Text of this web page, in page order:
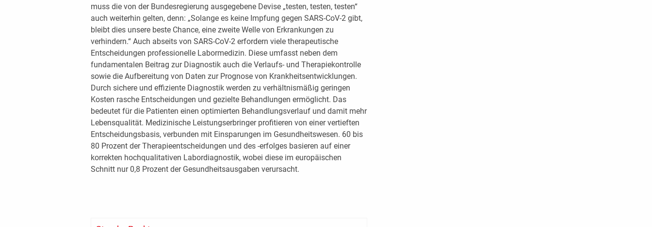
muss die von der Bundesregierung ausgegebene Devise „testen, testen, testen“
auch weiterhin gelten, denn: „Solange es keine Impfung gegen SARS-CoV-2 gibt,
bleibt dies unsere beste Chance, eine zweite Welle von Erkrankungen zu
verhindern.“ Auch abseits von SARS-CoV-2 erfordern viele therapeutische
Entscheidungen professionelle Labormedizin. Diese umfasst neben dem
fundamentalen Beitrag zur Diagnostik auch die Verlaufs- und Therapiekontrolle
sowie die Aufbereitung von Daten zur Prognose von Krankheitsentwicklungen.
Durch sichere und effiziente Diagnostik werden zu verhältnismäßig geringen
Kosten rasche Entscheidungen und gezielte Behandlungen ermöglicht. Das
bedeutet für die Patienten einen optimierten Behandlungsverlauf und damit mehr
Lebensqualität. Medizinische Leistungserbringer profitieren von einer vertieften
Entscheidungsbasis, verbunden mit Einsparungen im Gesundheitswesen. 60 bis
80 Prozent der Therapieentscheidungen und des -erfolges basieren auf einer
korrekten hochqualitativen Labordiagnostik, wobei diese im europäischen
Schnitt nur 0,8 Prozent der Gesundheitsausgaben verursacht.